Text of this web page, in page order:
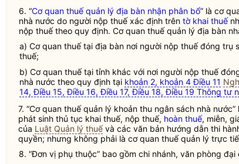
6. “Cơ quan thuế quản lý địa bàn nhận phân bổ” là cơ
nhà nước do người nộp thuế xác định trên tờ khai thuế
nộp thuế theo quy định. Cơ quan thuế quản lý địa bàn
a) Cơ quan thuếtại địa bàn nơi người nộp thuếđóng trụ
thuế;
b) Cơ quan thuếtại tỉnh khác với nơi người nộp thuế
nhà nước theo quy định tại khoản 2, khoản 4 Điều 11
14, Điều 15, Điều 16, Điều 17, Điều 18, Điều 19 Thông tư
7. “Cơ quan thuế quản lý khoản thu ngân sách nhà nước”
phát sinh thủ tục khai thuế, nộp thuế, hoàn thuế, miễn,
của Luật Quản lý thuếvà các văn bản hướng dẫn thi
quyền; nhưng không phải là cơ quan thuế quản lý trực
8. “Đơn vị phụ thuộc” bao gồm chi nhánh, văn phòng đại